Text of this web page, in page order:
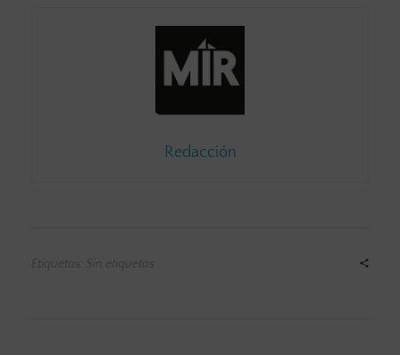
Redacción
Etiquetas: Sin etiquetas